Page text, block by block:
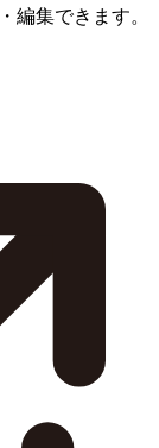
編集できます。